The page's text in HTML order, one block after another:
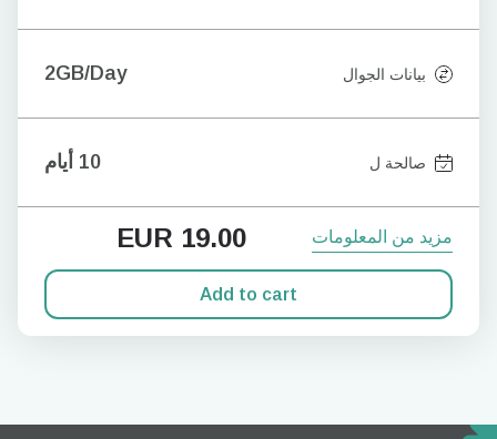
بيانات الجوال 2GB/Day
صالحة ل 10 أيام
مزيد من المعلومات EUR 19.00
Add to cart